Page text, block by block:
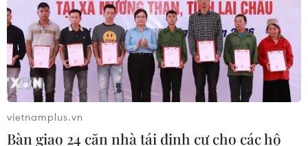
vietnamplus.vn
Bàn giao 24 căn nhà tái định cư cho các hộ